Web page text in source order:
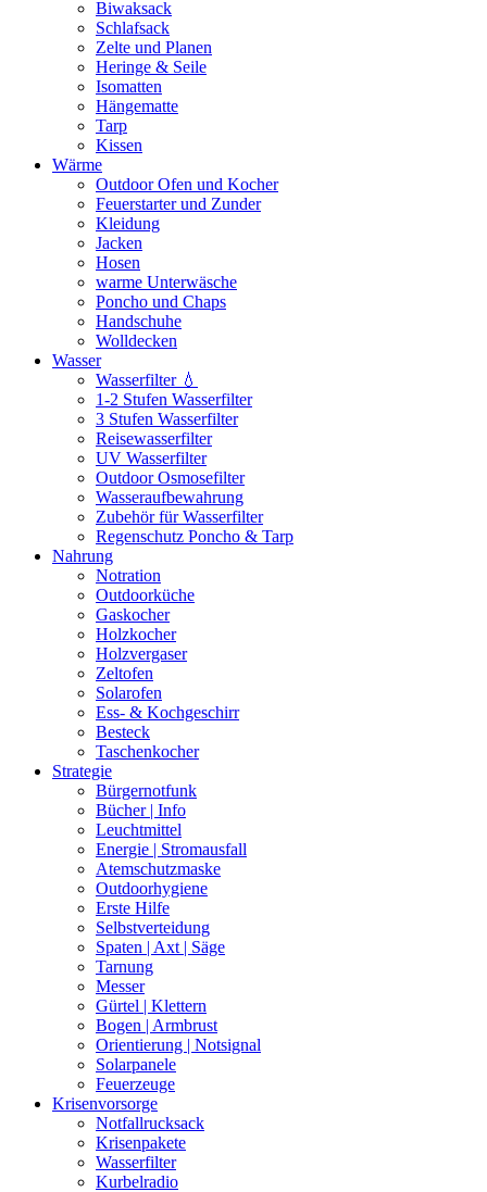
Biwaksack
Schlafsack
Zelte und Planen
Heringe & Seile
Isomatten
Hängematte
Tarp
Kissen
Wärme
Outdoor Ofen und Kocher
Feuerstarter und Zunder
Kleidung
Jacken
Hosen
warme Unterwäsche
Poncho und Chaps
Handschuhe
Wolldecken
Wasser
Wasserfilter 💧
1-2 Stufen Wasserfilter
3 Stufen Wasserfilter
Reisewasserfilter
UV Wasserfilter
Outdoor Osmosefilter
Wasseraufbewahrung
Zubehör für Wasserfilter
Regenschutz Poncho & Tarp
Nahrung
Notration
Outdoorküche
Gaskocher
Holzkocher
Holzvergaser
Zeltofen
Solarofen
Ess- & Kochgeschirr
Besteck
Taschenkocher
Strategie
Bürgernotfunk
Bücher | Info
Leuchtmittel
Energie | Stromausfall
Atemschutzmaske
Outdoorhygiene
Erste Hilfe
Selbstverteidung
Spaten | Axt | Säge
Tarnung
Messer
Gürtel | Klettern
Bogen | Armbrust
Orientierung | Notsignal
Solarpanele
Feuerzeuge
Krisenvorsorge
Notfallrucksack
Krisenpakete
Wasserfilter
Kurbelradio